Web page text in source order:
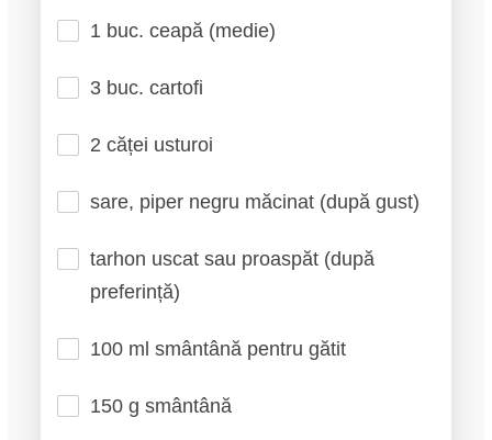
1 buc. ceapă (medie)
3 buc. cartofi
2 căței usturoi
sare, piper negru măcinat (după gust)
tarhon uscat sau proaspăt (după
preferință)
100 ml smântână pentru gătit
150 g smântână